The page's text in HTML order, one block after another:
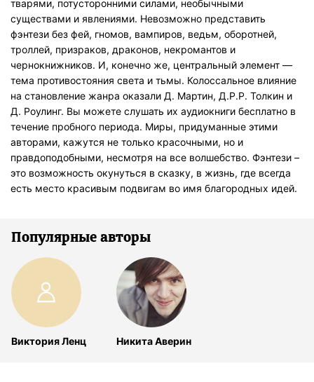
тварями, потусторонними силами, необычными
существами и явлениями. Невозможно представить
фэнтези без фей, гномов, вампиров, ведьм, оборотней,
троллей, призраков, драконов, некромантов и
чернокнижников. И, конечно же, центральный элемент —
тема противостояния света и тьмы. Колоссальное влияние
на становление жанра оказали Д. Мартин, Д.Р.Р. Толкин и
Д. Роулинг. Вы можете слушать их аудиокниги бесплатно в
течение пробного периода. Миры, придуманные этими
авторами, кажутся не только красочными, но и
правдоподобными, несмотря на все волшебство. Фэнтези –
это возможность окунуться в сказку, в жизнь, где всегда
есть место красивым подвигам во имя благородных идей.
Популярные авторы
Виктория Ленц Никита Аверин